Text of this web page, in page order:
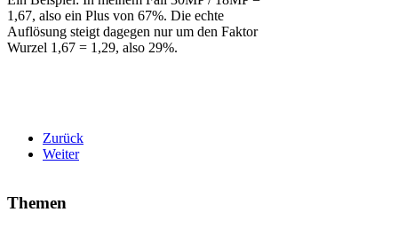
1,67, also ein Plus von 67%. Die echte
Auflösung steigt dagegen nur um den Faktor
Wurzel 1,67 = 1,29, also 29%.
Zurück
Weiter
Themen